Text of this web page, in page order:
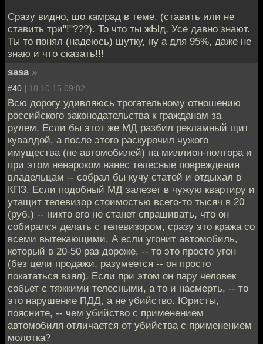
Сразу видно, шо камрад в теме. (ставить или не
ставить три"!"???). То что ты жЫд, Усе давно знают.
Ты то понял (надеюсь) шутку, ну а для 95%, даже не
знаю и что сказать!!!
sasa »
#40 | 18.10.15 09:02
Всю дорогу удивляюсь трогательному отношению
российского законодательства к гражданам за
рулем. Если бы этот же МД разбил рекламный щит
кувалдой, а после этого раскурочил чужого
имущества (не автомобилей) на миллион-полтора и
при этом ненароком нанес телесные повреждения
владельцам -- собрал бы кучу статей и отдыхал в
КПЗ. Если подобный МД залезет в чужую квартиру и
утащит телевизор стоимостью всего-то тысяч в 20
(руб.) -- никто его не станет спрашивать, что он
собирался делать с телевизором, сразу это кража со
всеми вытекающими. А если угонит автомобиль,
который в 20-50 раз дороже, -- то это просто угон
(без цели продажи, разумеется -- он просто
покататься взял). Если при этом он пару человек
собьет с тяжкими телесными, а то и насмерть, -- то
это нарушение ПДД, а не убийство. Юристы,
поясните, -- чем убийство с применением
автомобиля отличается от убийства с применением
молотка?